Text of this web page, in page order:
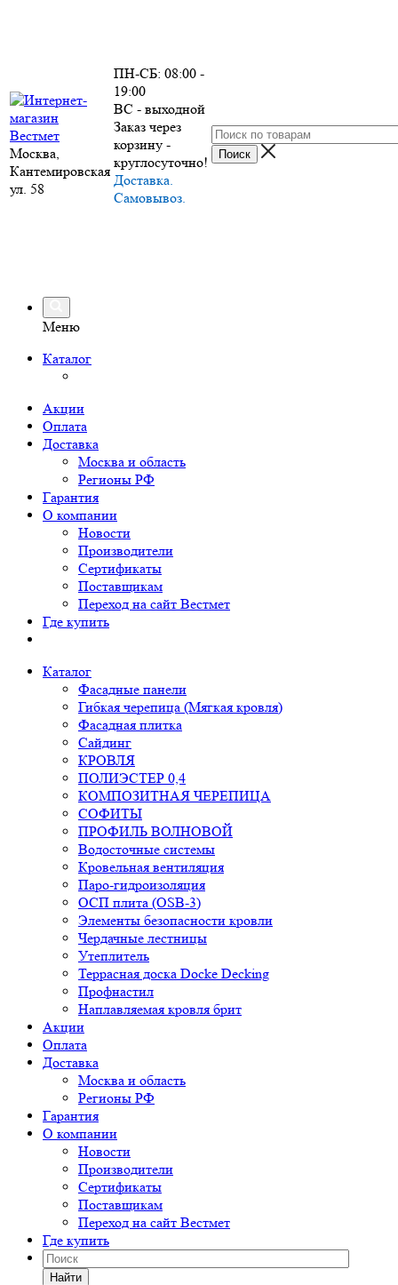
Москва,
Кантемировская
ул. 58
ПН-СБ: 08:00 -
19:00
ВС - выходной
Заказ через
корзину -
круглосуточно!
Доставка.
Самовывоз.
Меню
Каталог
Акции
Оплата
Доставка
Москва и область
Регионы РФ
Гарантия
О компании
Новости
Производители
Сертификаты
Поставщикам
Переход на сайт Вестмет
Где купить
Каталог
Фасадные панели
Гибкая черепица (Мягкая кровля)
Фасадная плитка
Сайдинг
КРОВЛЯ
ПОЛИЭСТЕР 0,4
КОМПОЗИТНАЯ ЧЕРЕПИЦА
СОФИТЫ
ПРОФИЛЬ ВОЛНОВОЙ
Водосточные системы
Кровельная вентиляция
Паро-гидроизоляция
ОСП плита (OSB-3)
Элементы безопасности кровли
Чердачные лестницы
Утеплитель
Террасная доска Docke Decking
Профнастил
Наплавляемая кровля брит
Акции
Оплата
Доставка
Москва и область
Регионы РФ
Гарантия
О компании
Новости
Производители
Сертификаты
Поставщикам
Переход на сайт Вестмет
Где купить
Найти